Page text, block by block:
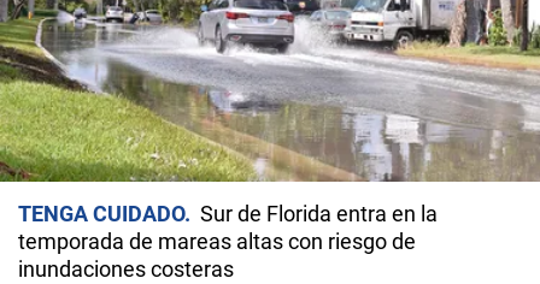
TENGA CUIDADO
Sur de Florida entra en la
temporada de mareas altas con riesgo de
inundaciones costeras